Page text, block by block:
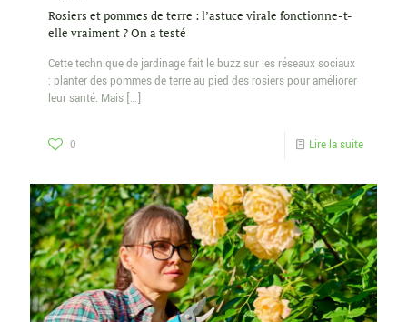
Rosiers et pommes de terre : l’astuce virale fonctionne-t-
elle vraiment ? On a testé
Cette technique de jardinage fait le buzz sur les réseaux sociaux
: planter des pommes de terre au pied des rosiers pour améliorer
leur santé. Mais […]
0 Lire la suite